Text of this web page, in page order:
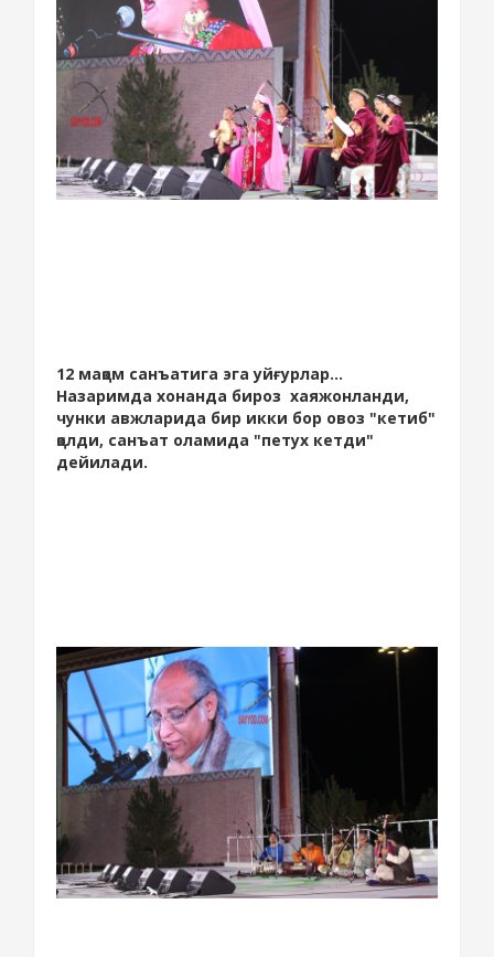
12 мақом санъатига эга уйғурлар...
Назаримда хонанда бироз хаяжонланди,
чунки авжларида бир икки бор овоз "кетиб"
қолди, санъат оламида "петух кетди"
дейилади.